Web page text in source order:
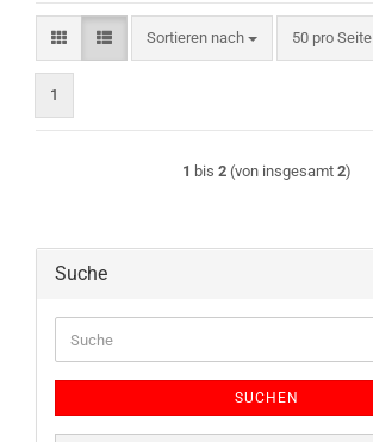
Sortieren nach
Sortieren nach 50 pro Seite
pro Seite
1
1 bis 2 (von insgesamt 2)
Suche
SUCHEN